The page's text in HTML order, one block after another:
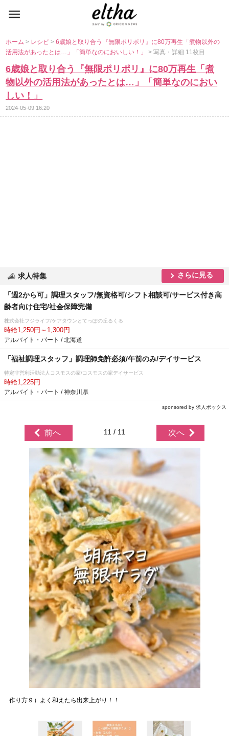
ホーム> レシピ>6歳娘と取り合う『無限ポリポリ』に80万再生「煮物以外の
活用法があったとは…」「簡単なのにおいしい！」> 写真・詳細 11枚目
6歳娘と取り合う『無限ポリポリ』に80万再生「煮
物以外の活用法があったとは…」「簡単なのにおい
しい！」
2024-05-09 16:20
求人特集 さらに見る
「週2から可」調理スタッフ/無資格可/シフト相談可/サービス付き高
齢者向け住宅/社会保障完備
株式会社フジライフ/ケアタウンとてっぽの丘るくる
時給1,250円～1,300円
アルバイト・パート / 北海道
「福祉調理スタッフ」調理師免許必須/午前のみ/デイサービス
特定非営利活動法人コスモスの家/コスモスの家デイサービス
時給1,225円
アルバイト・パート / 神奈川県
sponsored by 求人ボックス
前へ 11 / 11 次へ
作り方９）よく和えたら出来上がり！！